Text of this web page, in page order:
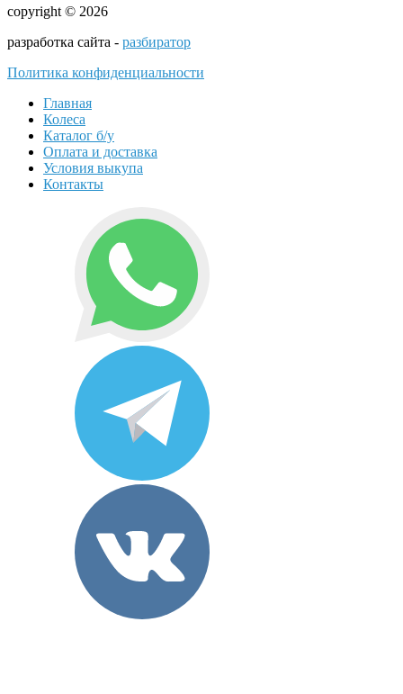
copyright © 2026
разработка сайта - разбиратор
Политика конфиденциальности
Главная
Колеса
Каталог б/у
Оплата и доставка
Условия выкупа
Контакты